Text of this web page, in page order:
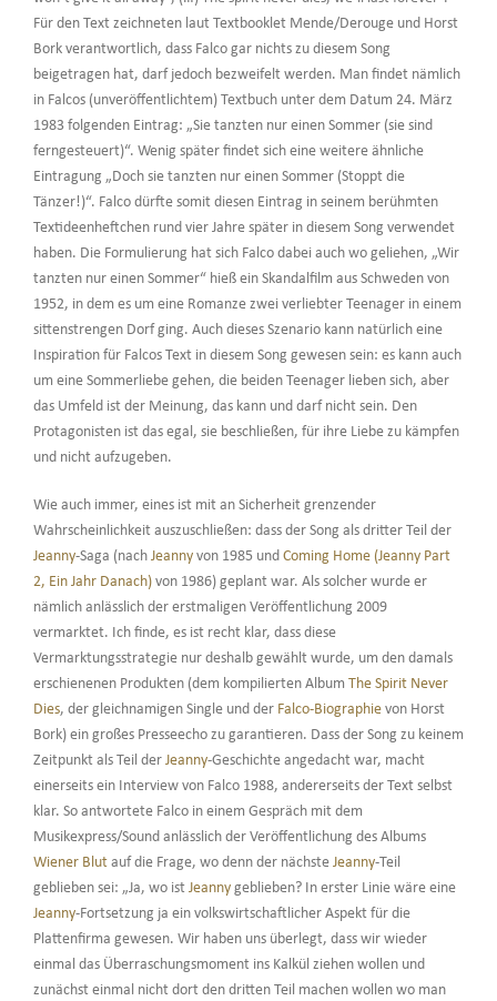
Für den Text zeichneten laut Textbooklet Mende/Derouge und Horst
Bork verantwortlich, dass Falco gar nichts zu diesem Song
beigetragen hat, darf jedoch bezweifelt werden. Man findet nämlich
in Falcos (unveröffentlichtem) Textbuch unter dem Datum 24. März
1983 folgenden Eintrag: „Sie tanzten nur einen Sommer (sie sind
ferngesteuert)“. Wenig später findet sich eine weitere ähnliche
Eintragung „Doch sie tanzten nur einen Sommer (Stoppt die
Tänzer!)“. Falco dürfte somit diesen Eintrag in seinem berühmten
Textideenheftchen rund vier Jahre später in diesem Song verwendet
haben. Die Formulierung hat sich Falco dabei auch wo geliehen, „Wir
tanzten nur einen Sommer“ hieß ein Skandalfilm aus Schweden von
1952, in dem es um eine Romanze zwei verliebter Teenager in einem
sittenstrengen Dorf ging. Auch dieses Szenario kann natürlich eine
Inspiration für Falcos Text in diesem Song gewesen sein: es kann auch
um eine Sommerliebe gehen, die beiden Teenager lieben sich, aber
das Umfeld ist der Meinung, das kann und darf nicht sein. Den
Protagonisten ist das egal, sie beschließen, für ihre Liebe zu kämpfen
und nicht aufzugeben.
Wie auch immer, eines ist mit an Sicherheit grenzender
Wahrscheinlichkeit auszuschließen: dass der Song als dritter Teil der
Jeanny-Saga (nach Jeannyvon 1985 und Coming Home (Jeanny Part
2, Ein Jahr Danach)von 1986) geplant war. Als solcher wurde er
nämlich anlässlich der erstmaligen Veröffentlichung 2009
vermarktet. Ich finde, es ist recht klar, dass diese
Vermarktungsstrategie nur deshalb gewählt wurde, um den damals
erschienenen Produkten (dem kompilierten Album The Spirit Never
Dies, der gleichnamigen Single und der Falco-Biographievon Horst
Bork) ein großes Presseecho zu garantieren. Dass der Song zu keinem
Zeitpunkt als Teil der Jeanny-Geschichte angedacht war, macht
einerseits ein Interview von Falco 1988, andererseits der Text selbst
klar. So antwortete Falco in einem Gespräch mit dem
Musikexpress/Sound anlässlich der Veröffentlichung des Albums
Wiener Blutauf die Frage, wo denn der nächste Jeanny-Teil
geblieben sei: „Ja, wo ist Jeannygeblieben? In erster Linie wäre eine
Jeanny-Fortsetzung ja ein volkswirtschaftlicher Aspekt für die
Plattenfirma gewesen. Wir haben uns überlegt, dass wir wieder
einmal das Überraschungsmoment ins Kalkül ziehen wollen und
zunächst einmal nicht dort den dritten Teil machen wollen wo man